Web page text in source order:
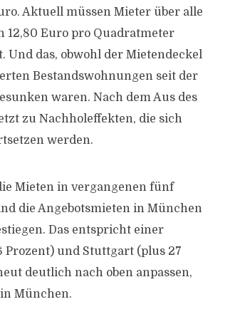
Aktuell müssen Mieter über alle
12,80 Euro pro Quadratmeter
Und das, obwohl der Mietendeckel
Bestandswohnungen seit der
waren. Nach dem Aus des
zu Nachholeffekten, die sich
werden.
Mieten in vergangenen fünf
die Angebotsmieten in München
Das entspricht einer
Prozent) und Stuttgart (plus 27
deutlich nach oben anpassen,
München.